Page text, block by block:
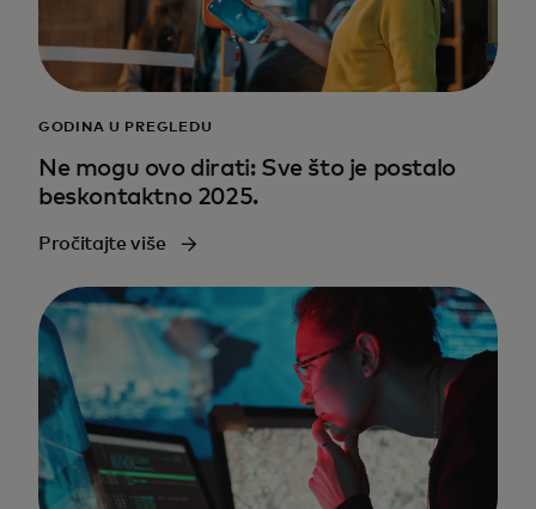
GODINA U PREGLEDU
Ne mogu ovo dirati: Sve što je postalo
beskontaktno 2025.
Pročitajte više